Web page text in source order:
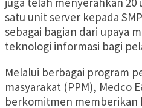
satu unit server kepada
sebagai bagian dari upaya
teknologi informasi bagi
Melalui berbagai program
masyarakat (PPM), Medco
berkomitmen memberikan